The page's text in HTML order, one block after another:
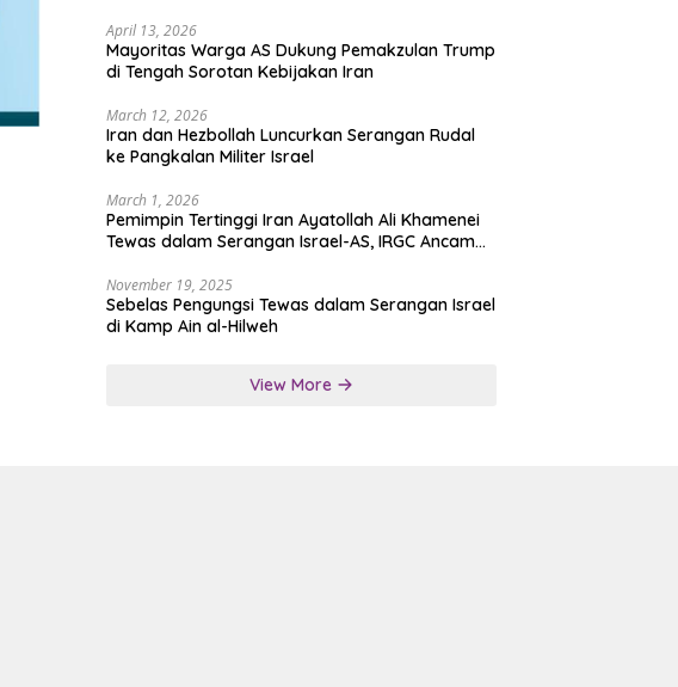
April 13, 2026
Mayoritas Warga AS Dukung Pemakzulan Trump
di Tengah Sorotan Kebijakan Iran
March 12, 2026
Iran dan Hezbollah Luncurkan Serangan Rudal
ke Pangkalan Militer Israel
March 1, 2026
Pemimpin Tertinggi Iran Ayatollah Ali Khamenei
Tewas dalam Serangan Israel-AS, IRGC Ancam
November 19, 2025
Sebelas Pengungsi Tewas dalam Serangan Israel
di Kamp Ain al-Hilweh
View More